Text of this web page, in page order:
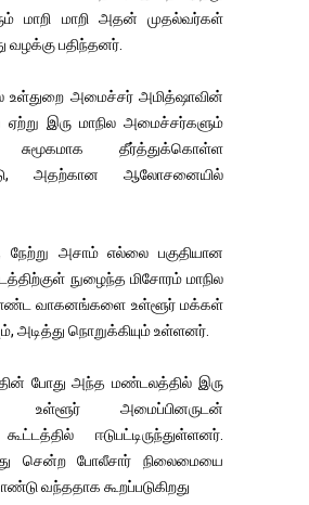
மாறி மாறி அதன் முதல்வர்கள்
வழக்கு பதிந்தனர்.
உள்துறை அமைச்சர் அமித்ஷாவின்
இரு மாநில அமைச்சர்களும்
சுமூகமாக தீர்த்துக்கொள்ள
அதற்கான ஆலோசனையில்
நேற்று அசாம் எல்லை பகுதியான
நுழைந்த மிசோரம் மாநில
வாகனங்களை உள்ளூர் மக்கள்
அடித்து நொறுக்கியும் உள்ளனர்.
போது அந்த மண்டலத்தில் இரு
உள்ளூர் அமைப்பினருடன்
ஈடுபட்டிருந்துள்ளனர்.
சென்ற போலீசார் நிலைமையை
வந்ததாக கூறப்படுகிறது